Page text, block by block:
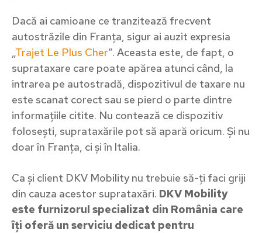
Dacă ai camioane ce tranzitează frecvent
autostrăzile din Franța, sigur ai auzit expresia
„Trajet Le Plus Cher”. Aceasta este, de fapt, o
suprataxare care poate apărea atunci când, la
intrarea pe autostradă, dispozitivul de taxare nu
este scanat corect sau se pierd o parte dintre
informațiile citite. Nu contează ce dispozitiv
folosești, suprataxările pot să apară oricum. Și nu
doar în Franța, ci și în Italia.
Ca și client DKV Mobility nu trebuie să-ți faci griji
din cauza acestor suprataxări. DKV Mobility
este furnizorul specializat din România care
îți oferă un serviciu dedicat pentru